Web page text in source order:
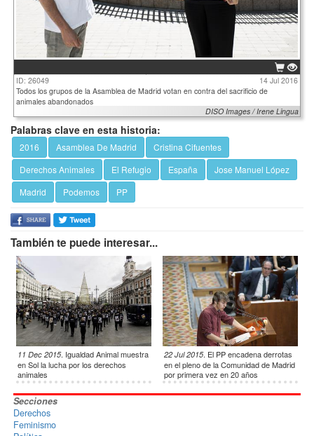
ID: 26049
14 Jul 2016
Todos los grupos de la Asamblea de Madrid votan en contra del sacrificio de
animales abandonados
DISO Images / Irene Lingua
Palabras clave en esta historia:
2016 Asamblea De Madrid
Cristina Cifuentes
Derechos Animales
El Refugio España
Jose Manuel López
Madrid
Podemos PP
También te puede interesar...
11 Dec 2015. Igualdad Animal muestra
en Sol la lucha por los derechos
animales
22 Jul 2015. El PP encadena derrotas
en el pleno de la Comunidad de Madrid
por primera vez en 20 años
Secciones
Derechos
Feminismo